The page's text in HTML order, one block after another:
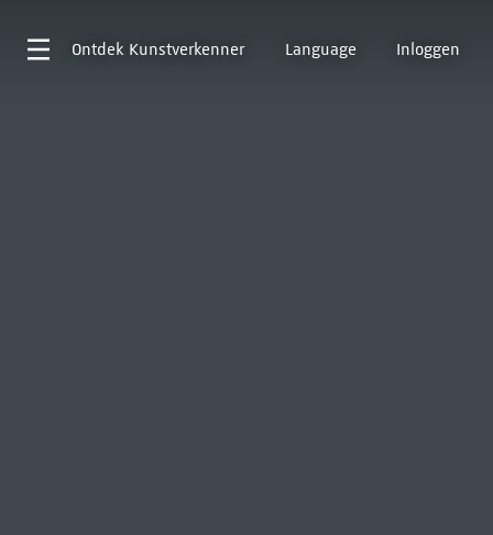
Ontdek Kunstverkenner Language Inloggen